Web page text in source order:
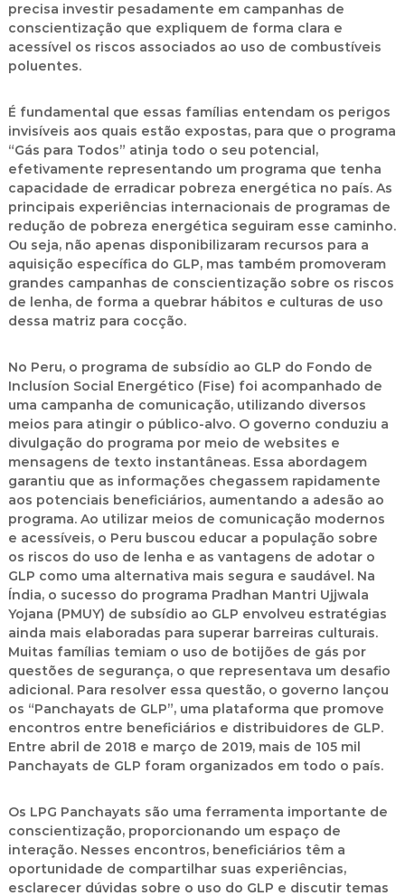
precisa investir pesadamente em campanhas de
conscientização que expliquem de forma clara e
acessível os riscos associados ao uso de combustíveis
poluentes.
É fundamental que essas famílias entendam os perigos
invisíveis aos quais estão expostas, para que o programa
“Gás para Todos” atinja todo o seu potencial,
efetivamente representando um programa que tenha
capacidade de erradicar pobreza energética no país. As
principais experiências internacionais de programas de
redução de pobreza energética seguiram esse caminho.
Ou seja, não apenas disponibilizaram recursos para a
aquisição específica do GLP, mas também promoveram
grandes campanhas de conscientização sobre os riscos
de lenha, de forma a quebrar hábitos e culturas de uso
dessa matriz para cocção.
No Peru, o programa de subsídio ao GLP do Fondo de
Inclusíon Social Energético (Fise) foi acompanhado de
uma campanha de comunicação, utilizando diversos
meios para atingir o público-alvo. O governo conduziu a
divulgação do programa por meio de websites e
mensagens de texto instantâneas. Essa abordagem
garantiu que as informações chegassem rapidamente
aos potenciais beneficiários, aumentando a adesão ao
programa. Ao utilizar meios de comunicação modernos
e acessíveis, o Peru buscou educar a população sobre
os riscos do uso de lenha e as vantagens de adotar o
GLP como uma alternativa mais segura e saudável. Na
Índia, o sucesso do programa Pradhan Mantri Ujjwala
Yojana (PMUY) de subsídio ao GLP envolveu estratégias
ainda mais elaboradas para superar barreiras culturais.
Muitas famílias temiam o uso de botijões de gás por
questões de segurança, o que representava um desafio
adicional. Para resolver essa questão, o governo lançou
os “Panchayats de GLP”, uma plataforma que promove
encontros entre beneficiários e distribuidores de GLP.
Entre abril de 2018 e março de 2019, mais de 105 mil
Panchayats de GLP foram organizados em todo o país.
Os LPG Panchayats são uma ferramenta importante de
conscientização, proporcionando um espaço de
interação. Nesses encontros, beneficiários têm a
oportunidade de compartilhar suas experiências,
esclarecer dúvidas sobre o uso do GLP e discutir temas